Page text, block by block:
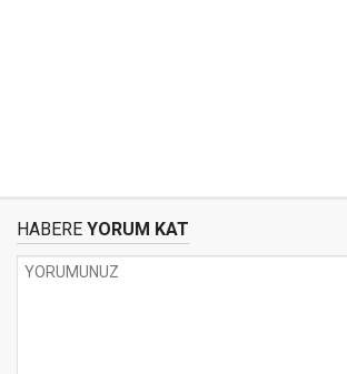
HABERE YORUM KAT